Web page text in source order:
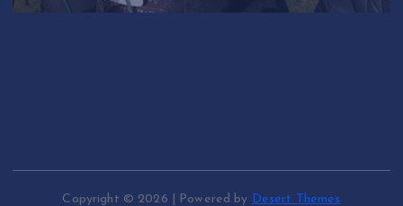
Copyright © 2026 | Powered by Desert Themes